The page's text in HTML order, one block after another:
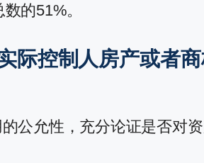
的51%。
际控制人房产或者
公允性，充分论证是否对